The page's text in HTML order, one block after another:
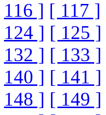
116 ] [ 117 ]
124 ] [ 125 ]
132 ] [ 133 ]
140 ] [ 141 ]
148 ] [ 149 ]